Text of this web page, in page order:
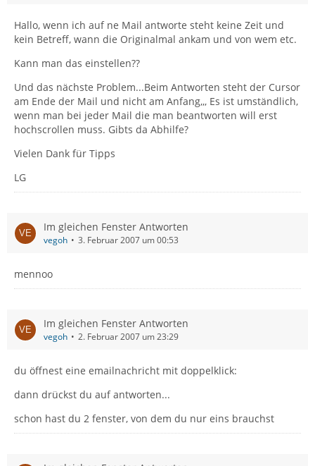
Hallo, wenn ich auf ne Mail antworte steht keine Zeit und
kein Betreff, wann die Originalmal ankam und von wem etc.
Kann man das einstellen??
Und das nächste Problem...Beim Antworten steht der Cursor
am Ende der Mail und nicht am Anfang,,, Es ist umständlich,
wenn man bei jeder Mail die man beantworten will erst
hochscrollen muss. Gibts da Abhilfe?
Vielen Dank für Tipps
LG
Im gleichen Fenster Antworten
vegoh 3. Februar 2007 um 00:53
mennoo
Im gleichen Fenster Antworten
vegoh 2. Februar 2007 um 23:29
du öffnest eine emailnachricht mit doppelklick:
dann drückst du auf antworten...
schon hast du 2 fenster, von dem du nur eins brauchst